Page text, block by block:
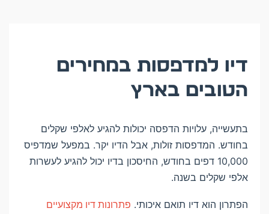
דיו למדפסות במחירים
הטובים בארץ
בתעשייה, עלויות הדפסה יכולות להגיע לאלפי שקלים
בחודש. המדפסות זולות, אבל הדיו יקר. במפעל שמדפיס
10,000 דפים בחודש, החיסכון בדיו יכול להגיע לעשרות
אלפי שקלים בשנה.
הפתרון הוא דיו תואם איכותי. פתרונות דיו מקצועיים